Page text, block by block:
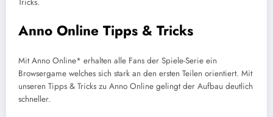
Tricks.
Anno Online Tipps & Tricks
Mit Anno Online* erhalten alle Fans der Spiele-Serie ein
Browsergame welches sich stark an den ersten Teilen orientiert. Mit
unseren Tipps & Tricks zu Anno Online gelingt der Aufbau deutlich
schneller.